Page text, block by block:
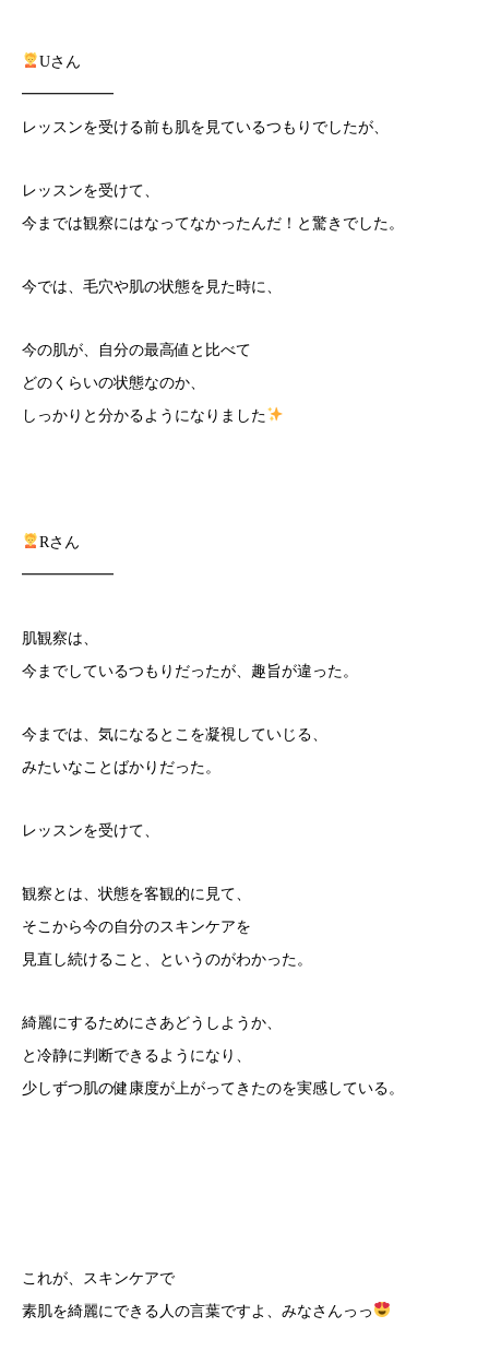
Uさん
━━━━━━
レッスンを受ける前も肌を見ているつもりでしたが、
レッスンを受けて、
今までは観察にはなってなかったんだ！と驚きでした。
今では、毛穴や肌の状態を見た時に、
今の肌が、自分の最高値と比べて
どのくらいの状態なのか、
しっかりと分かるようになりました
Rさん
━━━━━━
肌観察は、
今までしているつもりだったが、趣旨が違った。
今までは、気になるとこを凝視していじる、
みたいなことばかりだった。
レッスンを受けて、
観察とは、状態を客観的に見て、
そこから今の自分のスキンケアを
見直し続けること、というのがわかった。
綺麗にするためにさあどうしようか、
と冷静に判断できるようになり、
少しずつ肌の健康度が上がってきたのを実感している。
これが、スキンケアで
素肌を綺麗にできる人の言葉ですよ、みなさんっっ